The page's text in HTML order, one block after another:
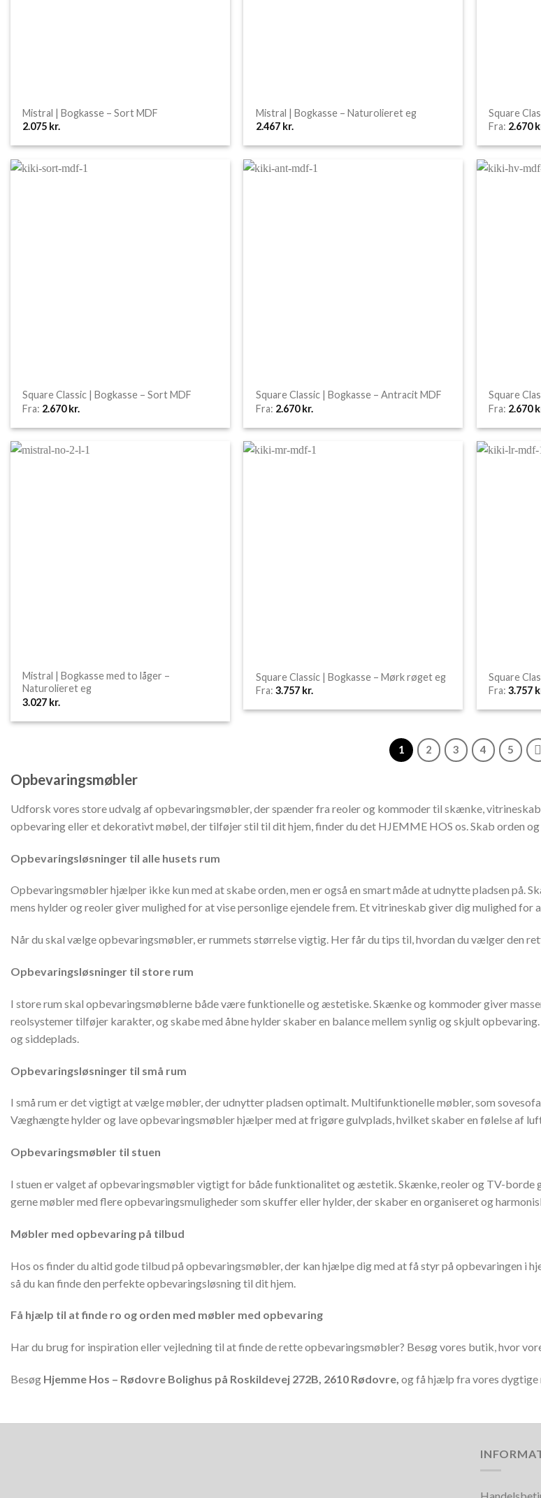
Mistral | Bogkasse – Sort MDF
2.075 kr.
Mistral | Bogkasse – Naturolieret eg
2.467 kr.
Square
Fra: 2.670
Square Classic | Bogkasse – Sort MDF
Fra: 2.670kr.
Square Classic | Bogkasse – Antracit MDF
Fra: 2.670kr.
Square
Fra: 2.670
Mistral | Bogkasse med to låger –
Naturolieret eg
3.027 kr.
Square Classic | Bogkasse – Mørk røget eg
Fra: 3.757 kr.
Square
Fra:3.757
1 2 3 4 5
Opbevaringsmøbler
Udforsk vores store udvalg af opbevaringsmøbler, der spænder fra reoler og kommoder til skænke,
opbevaring eller et dekorativt møbel, der tilføjer stil til dit hjem, finder du det HJEMME HOS os. Skab orden
Opbevaringsløsninger til alle husets rum
Opbevaringsmøbler hjælper ikke kun med at skabe orden, men er også en smart måde at udnytte pladsen på.
mens hylder og reoler giver mulighed for at vise personlige ejendele frem. Et vitrineskab giver dig mulighed
Når du skal vælge opbevaringsmøbler, er rummets størrelse vigtig. Her får du tips til, hvordan du vælger den
Opbevaringsløsninger til store rum
I store rum skal opbevaringsmøblerne både være funktionelle og æstetiske. Skænke og kommoder giver
reolsystemer tilføjer karakter, og skabe med åbne hylder skaber en balance mellem synlig og skjult
og siddeplads.
Opbevaringsløsninger til små rum
I små rum er det vigtigt at vælge møbler, der udnytter pladsen optimalt. Multifunktionelle møbler, som
Væghængte hylder og lave opbevaringsmøbler hjælper med at frigøre gulvplads, hvilket skaber en følelse af
Opbevaringsmøbler til stuen
I stuen er valget af opbevaringsmøbler vigtigt for både funktionalitet og æstetik. Skænke, reoler og TV-
gerne møbler med flere opbevaringsmuligheder som skuffer eller hylder, der skaber en organiseret og
Møbler med opbevaring på tilbud
Hos os finder du altid gode tilbud på opbevaringsmøbler, der kan hjælpe dig med at få styr på opbevaringen i
så du kan finde den perfekte opbevaringsløsning til dit hjem.
Få hjælp til at finde ro og orden med møbler med opbevaring
Har du brug for inspiration eller vejledning til at finde de rette opbevaringsmøbler? Besøg vores butik, hvor
Besøg Hjemme Hos – Rødovre Bolighus på Roskildevej 272B, 2610 Rødovre, og få hjælp fra vores